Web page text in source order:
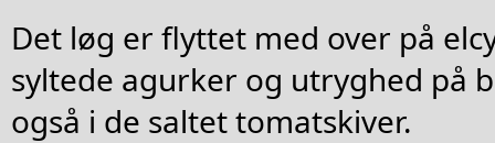
Det løg er flyttet med over på
syltede agurker og utryghed på
også i de saltet tomatskiver.